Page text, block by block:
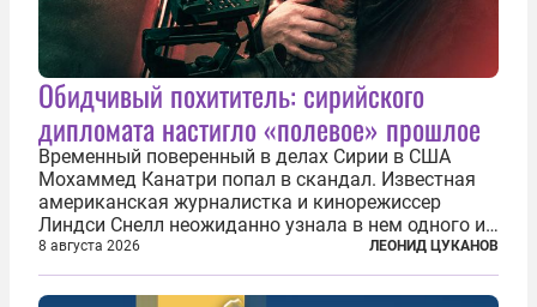
Обидчивый похититель: сирийского
дипломата настигло «полевое» прошлое
Временный поверенный в делах Сирии в США
Мохаммед Канатри попал в скандал. Известная
американская журналистка и кинорежиссер
Линдси Снелл неожиданно узнала в нем одного из
бандитов, похитивших ее в сирийском Алеппо в
2016 году. Журналистка убеждена, что Канатри, в
то время известный под подпольным...
8 августа 2026 ЛЕОНИД ЦУКАНОВ